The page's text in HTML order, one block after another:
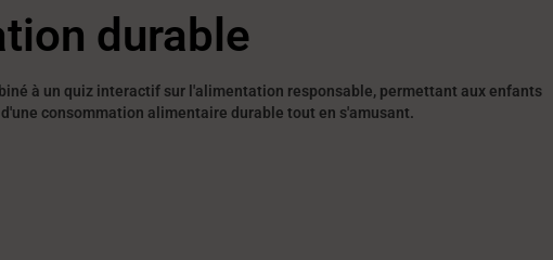
durable
à un quiz interactif sur l'alimentation responsable, permettant aux enfants
consommation alimentaire durable tout en s'amusant.